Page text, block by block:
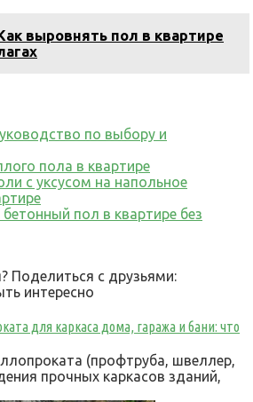
выровнять пол в квартире
по выбору и
пола в квартире
с уксусом на напольное
пол в квартире без
Поделиться с друзьями:
интересно
для каркаса дома, гаража и бани: что
(профтруба, швеллер,
прочных каркасов зданий,